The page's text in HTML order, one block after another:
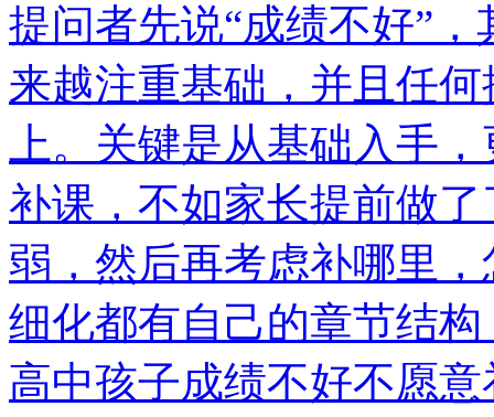
提问者先说“成绩不好”
来越注重基础，并且任
上。关键是从基础入手
补课，不如家长提前做
弱，然后再考虑补哪里
细化都有自己的章节结
高中孩子成绩不好不愿